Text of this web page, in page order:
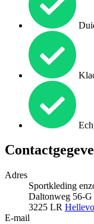
Adres
Sportkleding
Daltonweg 56-G
3225 LR
E-mail